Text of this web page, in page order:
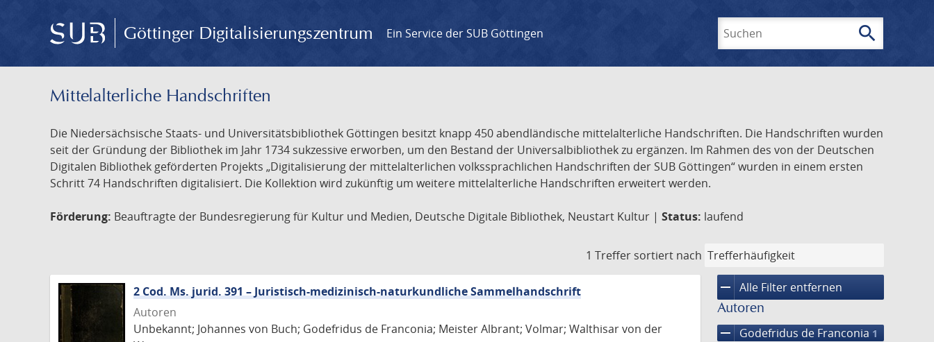
Göttinger Digitalisierungszentrum Ein Service der SUB Göttingen search
Mittelalterliche Handschriften
Die Niedersächsische Staats- und Universitätsbibliothek Göttingen besitzt knapp 450 abendländische mittelalterliche Handschriften. Die Handschriften wurden
seit der Gründung der Bibliothek im Jahr 1734 sukzessive erworben, um den Bestand der Universalbibliothek zu ergänzen. Im Rahmen des von der Deutschen
Digitalen Bibliothek geförderten Projekts „Digitalisierung der mittelalterlichen volkssprachlichen Handschriften der SUB Göttingen“ wurden in einem ersten
Schritt 74 Handschriften digitalisiert. Die Kollektion wird zukünftig um weitere mittelalterliche Handschriften erweitert werden.
Förderung: Beauftragte der Bundesregierung für Kultur und Medien, Deutsche Digitale Bibliothek, Neustart Kultur | Status: laufend
1 Treffer sortiert nach
remove Alle Filter entfernen
Autoren
remove Godefridus de Franconia 1
2 Cod. Ms. jurid. 391 – Juristisch-medizinisch-naturkundliche Sammelhandschrift
Autoren
Unbekannt; Johannes von Buch; Godefridus de Franconia; Meister Albrant; Volmar; Walthisar von der